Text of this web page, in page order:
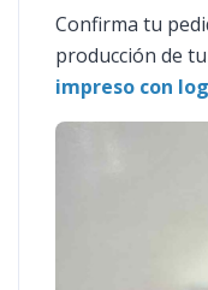
Confirma tu
producción de tu
impreso con